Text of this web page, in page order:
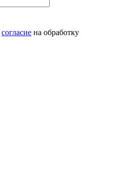
согласие на обработку